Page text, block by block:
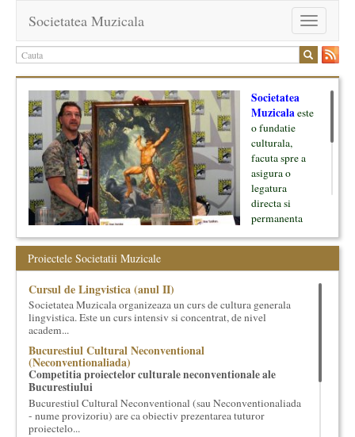
Toggle
navigation
Societatea Muzicala
Societatea
Muzicalaeste
o fundatie
culturala,
facuta spre a
asigura o
legatura
directa si
permanenta
oamenii ei, pe
inceput cu muzica clasica - si de aici numele -, insa acum
dezvoltam proiecte si in alte domenii ale culturii.
Facem management cultural, dezvoltam si administram proiecte
proprii sau preluate, modele si sisteme de finantare, marketing
cultural si consultanta. Organizam concursuri, concerte si
evenimente culturale, private sau publice, tinem cursuri de
cultura generala muzicala, teatrala, filosofica si de alte feluri.
Cuvinte in plus despre proiect, despre cei care il administreaza si
cei care il finantateaza sunt in rubricile de mai jos.
Proiectele Societatii Muzicale
Cursul de Lingvistica (anul II)
Societatea Muzicala organizeaza un curs de cultura generala
lingvistica. Este un curs intensiv si concentrat, de nivel
academ...
Bucurestiul Cultural Neconventional
(Neconventionaliada)
Competitia proiectelor culturale neconventionale ale
Bucurestiului
Bucurestiul Cultural Neconventional (sau Neconventionaliada
- nume provizoriu) are ca obiectiv prezentarea tuturor
proiectelo...